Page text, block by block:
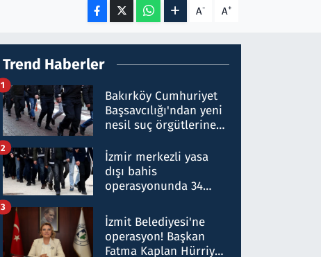
A- A+
Trend Haberler
Bakırköy Cumhuriyet
Başsavcılığı'ndan yeni
nesil suç örgütlerine
hakkında gözaltı kararı
1
İzmir merkezli yasa
dışı bahis
operasyonunda 34
Milyar liralık para
trafiği tespit edildi
2
İzmit Belediyesi'ne
operasyon! Başkan
Fatma Kaplan Hürriyet
3